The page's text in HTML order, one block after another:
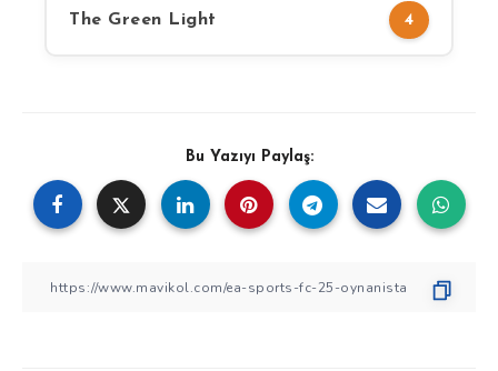
The Green Light 4
Bu Yazıyı Paylaş: